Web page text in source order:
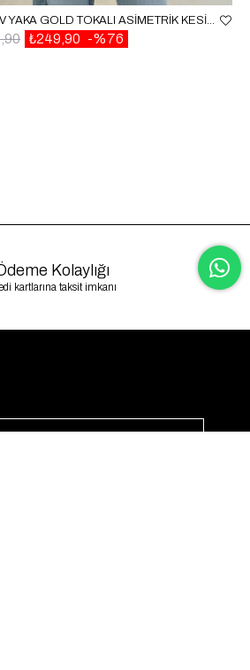
BEYAZ V YAKA GOLD TOKALI ASIMETRIK KESIM BLUZ GAUS-0085
%76
₺249,90
Kolaylığı
kartlarına taksit imkanı